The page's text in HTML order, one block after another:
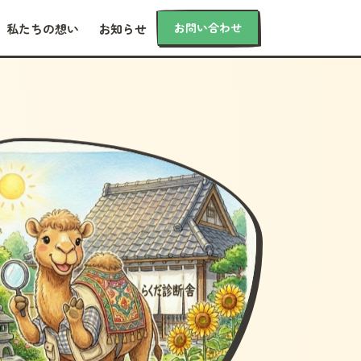
私たちの想い お知らせ お問い合わせ